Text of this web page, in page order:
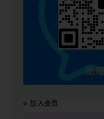
加入会员